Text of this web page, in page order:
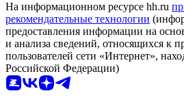
На информационном ресурсе hh.ru
рекомендательные технологии
предоставления информации на
и анализа сведений, относящихся к
пользователей сети «Интернет»,
Российской Федерации)